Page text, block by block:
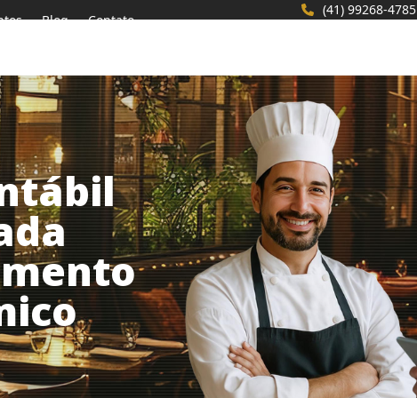
(41) 99268-4785
Blog Contato